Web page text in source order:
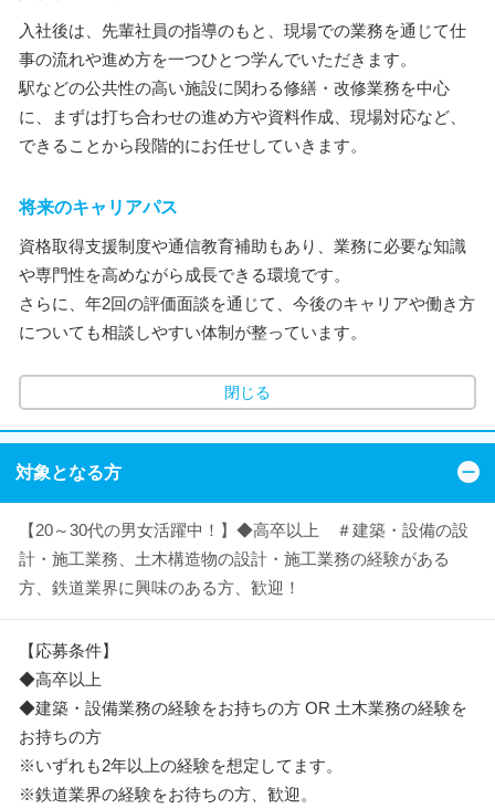
入社後は、先輩社員の指導のもと、現場での業務を通じて仕
事の流れや進め方を一つひとつ学んでいただきます。
駅などの公共性の高い施設に関わる修繕・改修業務を中心
に、まずは打ち合わせの進め方や資料作成、現場対応など、
できることから段階的にお任せしていきます。
将来のキャリアパス
資格取得支援制度や通信教育補助もあり、業務に必要な知識
や専門性を高めながら成長できる環境です。
さらに、年2回の評価面談を通じて、今後のキャリアや働き方
についても相談しやすい体制が整っています。
閉じる
対象となる方
【20～30代の男女活躍中！】◆高卒以上 ＃建築・設備の設
計・施工業務、土木構造物の設計・施工業務の経験がある
方、鉄道業界に興味のある方、歓迎！
【応募条件】
◆高卒以上
◆建築・設備業務の経験をお持ちの方 OR 土木業務の経験を
お持ちの方
※いずれも2年以上の経験を想定してます。
※鉄道業界の経験をお待ちの方、歓迎。